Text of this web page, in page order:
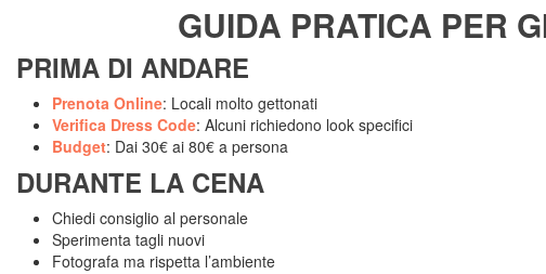
GUIDA PRATICA PER
PRIMA DI ANDARE
Prenota Online: Locali molto gettonati
Verifica Dress Code: Alcuni richiedono look specifici
Budget: Dai 30€ ai 80€ a persona
DURANTE LA CENA
Chiedi consiglio al personale
Sperimenta tagli nuovi
Fotografa ma rispetta l’ambiente